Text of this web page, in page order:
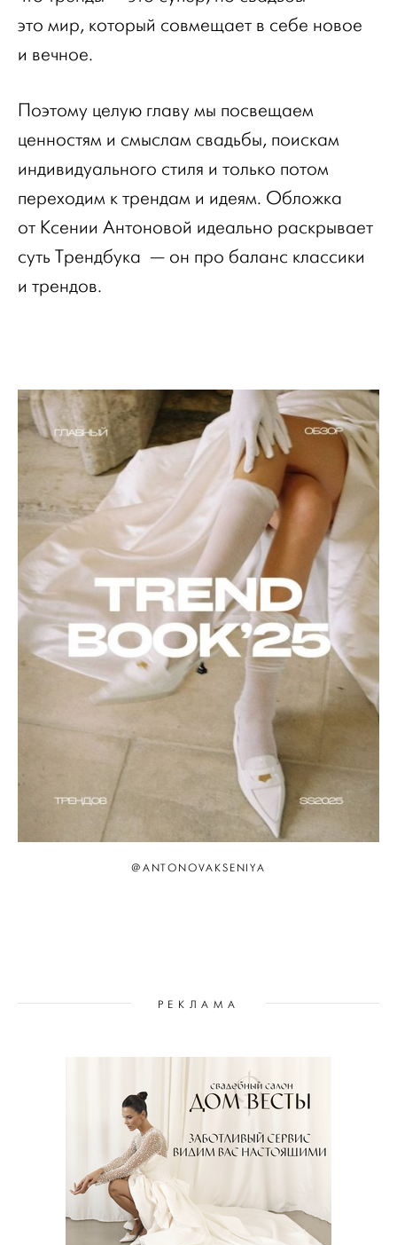
это мир, который совмещает в себе новое
и вечное.
Поэтому целую главу мы посвещаем
ценностям и смыслам свадьбы, поискам
индивидуального стиля и только потом
переходим к трендам и идеям. Обложка
от Ксении Антоновой идеально раскрывает
суть Трендбука — он про баланс классики
и трендов.
@ANTONOVAKSENIYA
РЕКЛАМА